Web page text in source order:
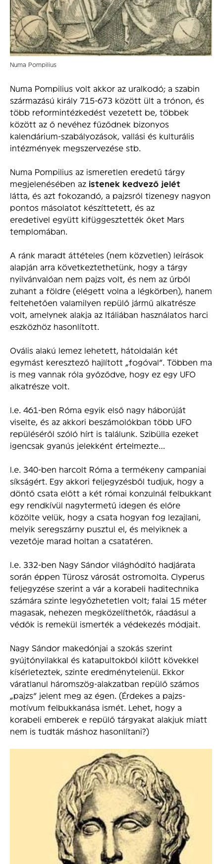
Numa Pompilius
Numa Pompilius volt akkor az uralkodó; a szabin
származású király 715-673 között ült a trónon, és
több reformintézkedést vezetett be, többek
között az ő nevéhez fűződnek bizonyos
kalendárium-szabályozások, vallási és kulturális
intézmények megszervezése stb.
Numa Pompilius az ismeretlen eredetű tárgy
megjelenésében az istenek kedvező jelét
látta, és azt fokozandó, a pajzsról tizenegy nagyon
pontos másolatot készíttetett, és az
eredetivel együtt kifüggesztették őket Mars
templomában.
A ránk maradt áttételes (nem közvetlen) leírások
alapján arra következtethetünk, hogy a tárgy
nyilvánvalóan nem pajzs volt, és nem az űrből
zuhant a földre (elégett volna a légkörben), hanem
feltehetően valamilyen repülő jármű alkatrésze
volt, amelynek alakja az Itáliában használatos harci
eszközhöz hasonlított.
Ovális alakú lemez lehetett, hátoldalán két
egymást keresztező hajlított „fogóval”. Többen ma
is meg vannak róla győződve, hogy ez egy UFO
alkatrésze volt.
I.e. 461-ben Róma egyik első nagy háborúját
viselte, és az akkori beszámolókban több UFO
repüléséről szóló hírt is találunk. Szibülla ezeket
igencsak gyanús jelekként értelmezte…
I.e. 340-ben harcolt Róma a termékeny campaniai
síkságért. Egy akkori feljegyzésből tudjuk, hogy a
döntő csata előtt a két római konzulnál felbukkant
egy rendkívül nagytermetű idegen és előre
közölte velük, hogy a csata hogyan fog lezajlani,
melyik seregszárny pusztul el, és melyiknek a
vezetője marad holtan a csatatéren.
I.e. 332-ben Nagy Sándor világhódító hadjárata
során éppen Türosz városát ostromolta. Clyperus
feljegyzése szerint a vár a korabeli haditechnika
számára szinte legyőzhetetlen volt; falai 15 méter
magasak, nehezen megközelíthetők, ráadásul a
védők is remekül ismerték a védekezés módjait.
Nagy Sándor makedónjai a szokás szerint
gyújtónyilakkal és katapultokból kilőtt kövekkel
kísérleteztek, szinte eredménytelenül. Ekkor
váratlanul háromszög-alakzatban repülő számos
„pajzs” jelent meg az égen. (Érdekes a pajzs-
motívum felbukkanása ismét. Lehet, hogy a
korabeli emberek e repülő tárgyakat alakjuk miatt
nem is tudták máshoz hasonlítani?)